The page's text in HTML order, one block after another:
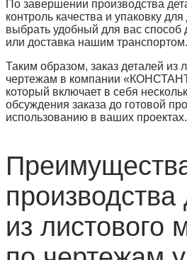
По завершении производства
контроль качества и упаковку
выбрать удобный для вас способ
или доставка нашим транспортом.
Таким образом, заказ деталей из
чертежам в компании
который включает в себя
обсуждения заказа до готовой
использованию в ваших проектах.
производства
из листового